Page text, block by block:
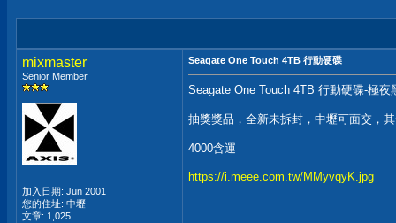
mixmaster
Senior Member
加入日期: Jun 2001
您的住址: 中壢
文章: 1,025
Seagate One Touch 4TB 行動硬碟
Seagate One Touch 4TB 行動硬碟-極夜
抽獎獎品，全新未拆封，中壢可面交，
4000含運
https://i.meee.com.tw/MMyvqyK.jpg